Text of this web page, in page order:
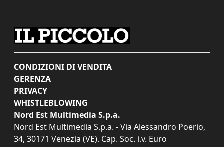
CONDIZIONI DI VENDITA
GERENZA
PRIVACY
WHISTLEBLOWING
Nord Est Multimedia S.p.a.
Nord Est Multimedia S.p.a. - Via Alessandro Poerio,
34, 30171 Venezia (VE). Cap. Soc. i.v. Euro